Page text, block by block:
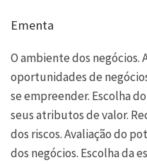
Ementa
O ambiente dos negócios.
oportunidades de
se empreender. Escolha
seus atributos de valor.
dos riscos. Avaliação do
dos negócios. Escolha da